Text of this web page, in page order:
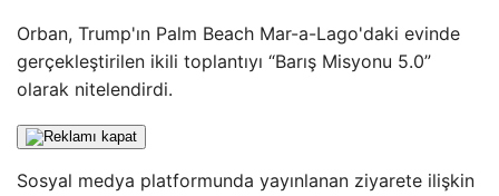
Orban, Trump'ın Palm Beach Mar-a-Lago'daki evinde
gerçekleştirilen ikili toplantıyı “Barış Misyonu 5.0”
olarak nitelendirdi.
Sosyal medya platformunda yayınlanan ziyarete ilişkin